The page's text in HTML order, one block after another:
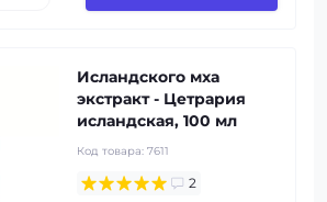
Исландского мха
экстракт - Цетрария
исландская, 100 мл
Код товара: 7611
2